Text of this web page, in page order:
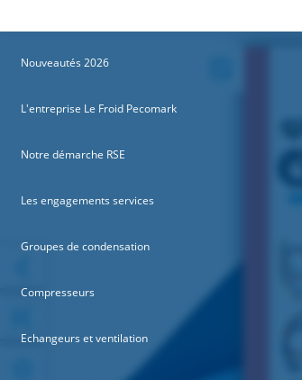
Nouveautés 2026
L'entreprise Le Froid Pecomark
Notre démarche RSE
Les engagements services
Groupes de condensation
Compresseurs
Echangeurs et ventilation